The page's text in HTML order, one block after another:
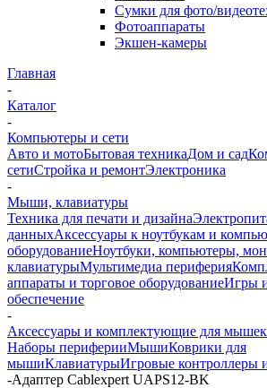
Сумки для фото/
Фотоаппараты
Экшен-камеры
Главная
-
Каталог
-
Компьютеры и сети
Авто и мотоБытовая техникаДом и сад
сетиСтройка и ремонтЭлектроника
-
Мыши, клавиатуры
Техника для печати и дизайна
данныхАксессуары к ноутбукам и
оборудованиеНоутбуки, компьютеры,
клавиатурыМультимедиа периферия
аппараты и торговое оборудованиеИгры
обеспечение
-
Аксессуары и комплектующие для мышек
Наборы периферииМышиКоврики для
мышиКлавиатурыИгровые контроллеры
-Адаптер Cablexpert UAPS12-BK